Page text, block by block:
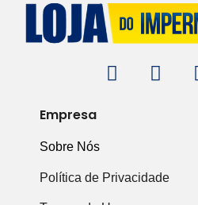
Empresa
Sobre Nós
Política de Privacidade